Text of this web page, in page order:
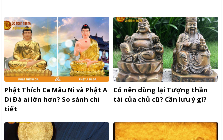
Phật Thích Ca Mâu Ni và Phật A
Di Đà ai lớn hơn? So sánh chi
tiết
Có nên dùng lại Tượng thần
tài của chủ cũ? Cần lưu ý gì?